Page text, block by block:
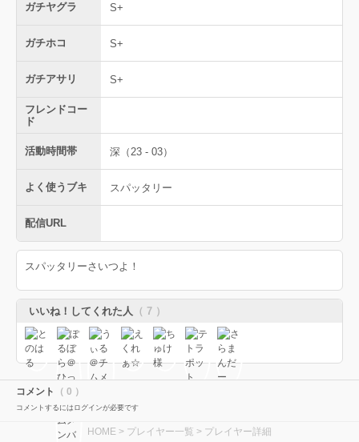
ガチヤグラ S+
ガチホコ S+
ガチアサリ S+
フレンドコー
ド
活動時間帯 深（23 - 03）
よく使うブキ スパッタリー
配信URL
スパッタリーさいつよ！
いいね！してくれた人 （ 7 ）
コメント （ 0 ）
コメントするにはログインが必要です
HOME > プレイヤー一覧 > プレイヤー詳細